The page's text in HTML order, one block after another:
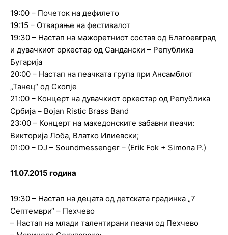
19:00 – Почеток на дефилето
19:15 – Отварање на фестивалот
19:30 – Настап на мажоретниот состав од Благоевград
и дувачкиот оркестар од Сандански – Република
Бугарија
20:00 – Настап на пеачката група при Ансамблот
„Танец“ од Скопје
21:00 – Концерт на дувачкиот оркестар од Република
Србија – Bojan Ristic Brass Band
23:00 – Концерт на македонските забавни пеачи:
Викторија Лоба, Влатко Илиевски;
01:00 – DJ – Soundmessenger – (Erik Fok + Simona P.)
11.07.2015 година
19:30 – Настап на децата од детската градинка „7
Септември“ – Пехчево
– Настап на млади талентирани пеачи од Пехчево